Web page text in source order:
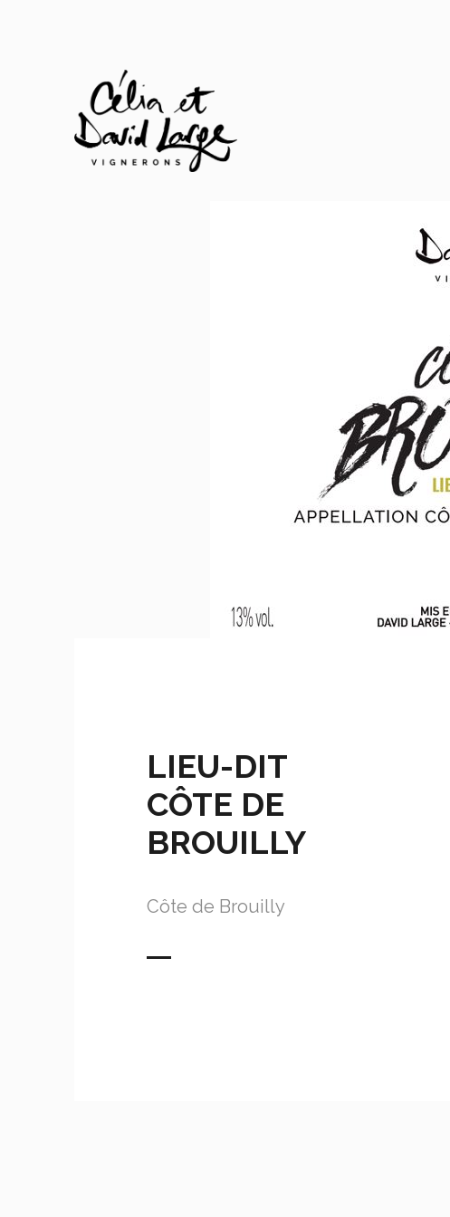
LIEU-DIT
CÔTE DE
BROUILLY
Côte de Brouilly